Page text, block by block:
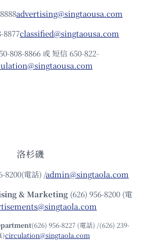
advertising@singtaousa.com
8877classified@singtaousa.com
808-8866 或 短信 650-822-
洛杉磯
8200(電話) /admin@singtaola.com
& Marketing (626) 956-8200 (電
(626) 956-8227 (電話) /(626) 239-
)circulation@singtaola.com